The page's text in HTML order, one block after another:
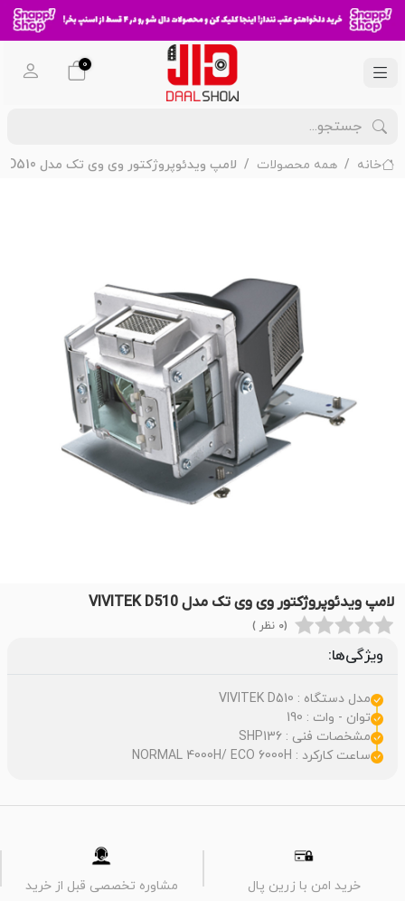
0
خانه همه محصولات لامپ ویدئوپروژکتور وی وی تک مدل VIVITEK D510
لامپ ویدئوپروژکتور وی وی تک مدل VIVITEK D510
(0 نظر )
ویژگی‌ها:
مدل دستگاه : VIVITEK D510
توان - وات : 190
مشخصات فنی : SHP136
ساعت کارکرد : NORMAL 4000H/ ECO 6000H
خرید امن با زرین پال مشاوره تخصصی قبل از خرید